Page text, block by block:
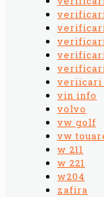
verificari
veriicari
vin info
volvo
vw golf
vw
w 211
w 221
w204
zafira